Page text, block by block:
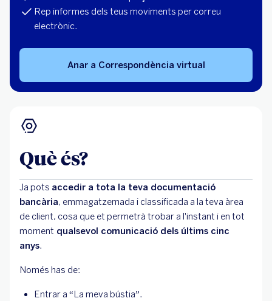
Rep informes dels teus moviments per correu
electrònic.
Anar a Correspondència virtual
Què és?
Ja pots accedir a tota la teva documentació
bancària, emmagatzemada i classificada a la teva àrea
de client, cosa que et permetrà trobar a l'instant i en tot
moment qualsevol comunicació dels últims cinc
anys.
Només has de:
Entrar a “La meva bústia”.